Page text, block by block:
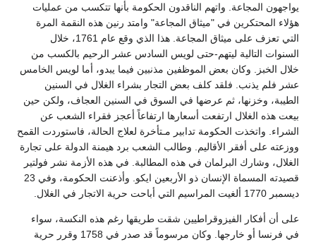
يواجهون المجاعة. واتهم الناقدون الحكومة بأنها تتكسب من عمليات
هؤلاء المحتكرين في "ميثاق المجاعة" وامتد رنين هذه النقمة المرة
التي تعزف على ميثاق المجاعة. هذا الذي وقع عام 1761، خلال
السنوات التالية ليتهم-حتى لويس السادس عشر الرحيم بالكسب من
خلال الخبز. وكان بعض الموظفين مذنبين فيما يبدو، أما لويس الخامس
عشر فلم يذنب. فلقد كلف بعض التجار بشراء الغلال في السنين
الطيبة، وخزنها، ثم عرضها في السوق في السنين العجاف، ولكن حين
بيعت هذه الغلال ارتفعت أسعارها ارتفاعاً أعجز فقراء الشعب عن
الشراء. واتخذت الحكومة تدابير مـتأخرة لعلاج الحالة، فاستوردت القمح
ووزعته على أفقر الأقاليم. وطالب الشعب برد هيمنة الدولة على تجارة
الغلال، وشارك البرلمان في هذه المطالبة. في هذه الأزمة نشر فولتير
قصيدته المسماة الإنسان ذو الأربعين ايكو. وأذعنت الحكومة، وفي 23
ديسمبر 1770 ألغيت المراسيم التي أباحت حرية الاتجار في الغلال.
على أن أفكار الفيزوقراطيين شقت طريقها رغم هذه النكسة، سواء
في فرنسا أو خارجها. وكان مرسوماً قد صدر في 1758 وقرر حرية